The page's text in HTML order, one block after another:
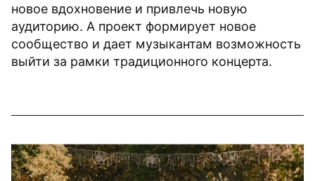
новое вдохновение и привлечь новую
аудиторию. А проект формирует новое
сообщество и дает музыкантам возможность
выйти за рамки традиционного концерта.